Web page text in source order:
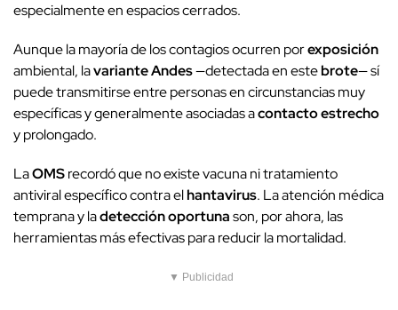
especialmente en espacios cerrados.
Aunque la mayoría de los contagios ocurren porexposición
ambiental, lavariante Andes—detectada en estebrote— sí
puede transmitirse entre personas en circunstancias muy
específicas y generalmente asociadas acontacto estrecho
y prolongado.
LaOMSrecordó que no existe vacuna ni tratamiento
antiviral específico contra elhantavirus. La atención médica
temprana y ladetección oportunason, por ahora, las
herramientas más efectivas para reducir la mortalidad.
▼ Publicidad